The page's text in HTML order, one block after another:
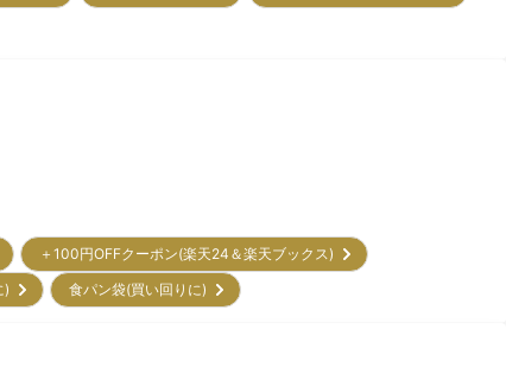
＋100円OFFクーポン(楽天24＆楽天ブックス)
) 食パン袋(買い回りに)